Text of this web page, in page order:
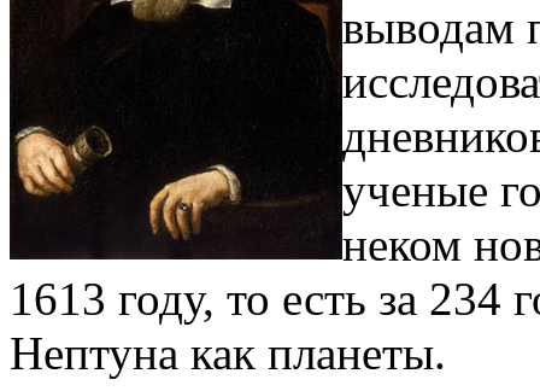
выводам
ученые
неком
1613 году, то есть за 234
Нептуна как планеты.